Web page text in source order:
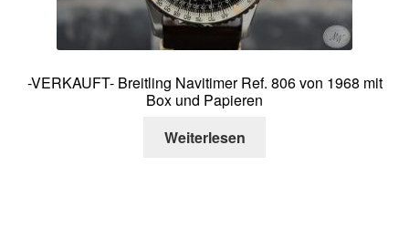
-VERKAUFT- Breitling Navitimer Ref. 806 von 1968 mit
Box und Papieren
Weiterlesen